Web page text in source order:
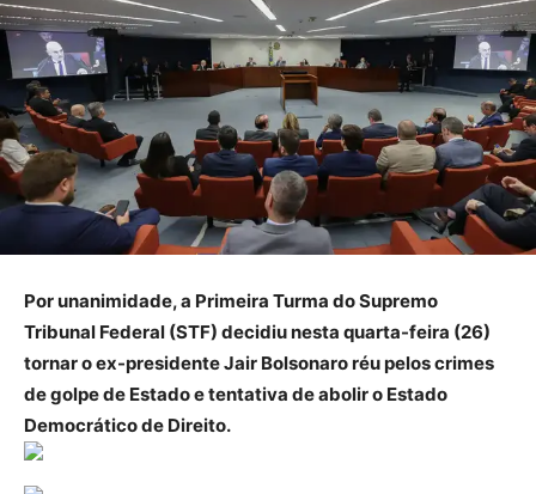
Por unanimidade, a Primeira Turma do Supremo
Tribunal Federal (STF) decidiu nesta quarta-feira (26)
tornar o ex-presidente Jair Bolsonaro réu pelos crimes
de golpe de Estado e tentativa de abolir o Estado
Democrático de Direito.